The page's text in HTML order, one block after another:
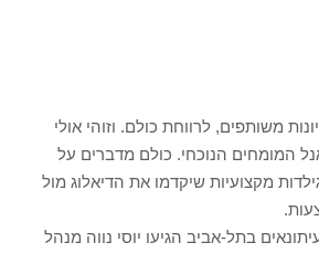
משותפים, לרווחת כולם. וזוהי אולי
המומחים הנוכחי. כולם מדברים על
מקצועיות שיקדמו את הדיאלוג מול
בתל-אביב הגיעו יוסי נווה מנהל